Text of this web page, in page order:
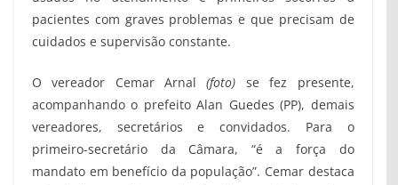
pacientes com graves problemas e que precisam de
cuidados e supervisão constante.
O vereador Cemar Arnal (foto) se fez presente,
acompanhando o prefeito Alan Guedes (PP), demais
vereadores, secretários e convidados. Para o
primeiro-secretário da Câmara, “é a força do
mandato em benefício da população”. Cemar destaca